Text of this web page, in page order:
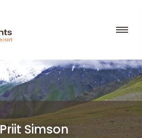
Priit Simson